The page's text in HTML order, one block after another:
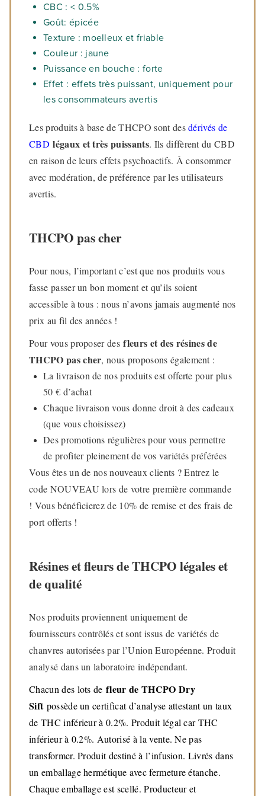
CBC : < 0.5%
Goût: épicée
Texture : moelleux et friable
Couleur : jaune
Puissance en bouche : forte
Effet : effets très puissant, uniquement pour
les consommateurs avertis
Les produits à base de THCPO sont desdérivés de
CBD légaux et très puissants. Ils diffèrent du CBD
en raison de leurs effets psychoactifs. À consommer
avec modération, de préférence par les utilisateurs
avertis.
THCPO pas cher
Pour nous, l’important c’est que nos produits vous
fasse passer un bon moment et qu’ils soient
accessible à tous : nous n’avons jamais augmenté nos
prix au fil des années !
Pour vous proposer desfleurs et des résines de
THCPO pas cher, nous proposons également :
La livraison de nos produits est offerte pour plus
50 € d’achat
Chaque livraison vous donne droit à des cadeaux
(que vous choisissez)
Des promotions régulières pour vous permettre
de profiter pleinement de vos variétés préférées
Vous êtes un de nos nouveaux clients ? Entrez le
code NOUVEAU lors de votre première commande
! Vous bénéficierez de 10% de remise et des frais de
port offerts !
Résines et fleurs de THCPO légales et
de qualité
Nos produits proviennent uniquement de
fournisseurs contrôlés et sont issus de variétés de
chanvres autorisées par l’Union Européenne. Produit
analysé dans un laboratoire indépendant.
Chacun des lots defleur de THCPO Dry
Sift possède un certificat d’analyse attestant un taux
de THC inférieur à 0.2%. Produit légal car THC
inférieur à 0.2%. Autorisé à la vente. Ne pas
transformer. Produit destiné à l’infusion. Livrés dans
un emballage hermétique avec fermeture étanche.
Chaque emballage est scellé. Producteur et